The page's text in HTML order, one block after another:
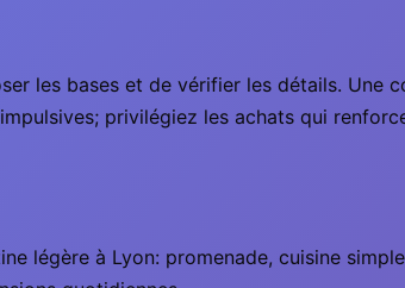
les bases et de vérifier les détails. Une
privilégiez les achats qui
légère à Lyon: promenade, cuisine